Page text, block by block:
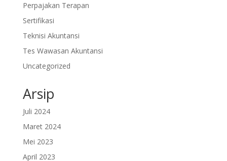
Perpajakan Terapan
Sertifikasi
Teknisi Akuntansi
Tes Wawasan Akuntansi
Uncategorized
Arsip
Juli 2024
Maret 2024
Mei 2023
April 2023